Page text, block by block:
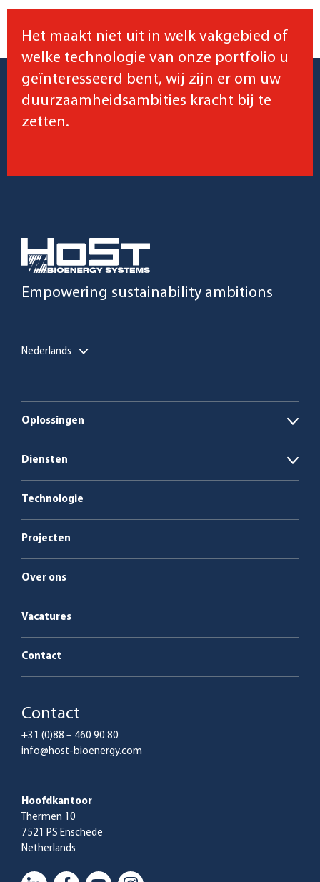
Het maakt niet uit in welk vakgebied of
welke technologie van onze portfolio u
geïnteresseerd bent, wij zijn er om uw
duurzaamheidsambities kracht bij te
zetten.
Empowering sustainability ambitions
Nederlands
Oplossingen
Open
Ketelcentrales op biomassa en afval
Diensten
Open
Service en onderhoud
Technologie
Projecten
Over ons
Vacatures
Contact
Contact
+31 (0)88 – 460 90 80
info@host-bioenergy.com
Hoofdkantoor
Thermen 10
7521 PS Enschede
Netherlands